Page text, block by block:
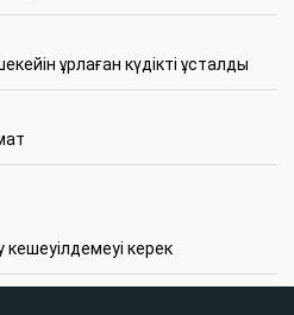
ұрлаған күдікті ұсталды
керек